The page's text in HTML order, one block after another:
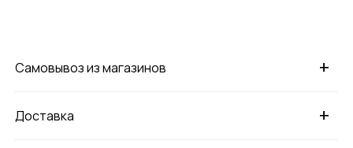
+
Самовывоз из магазинов
+
Доставка